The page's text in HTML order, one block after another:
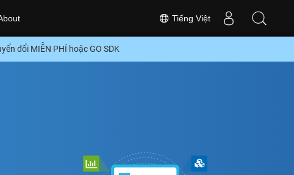
Tiếng Việt
đổi MIỄN PHÍ hoặc GO SDK